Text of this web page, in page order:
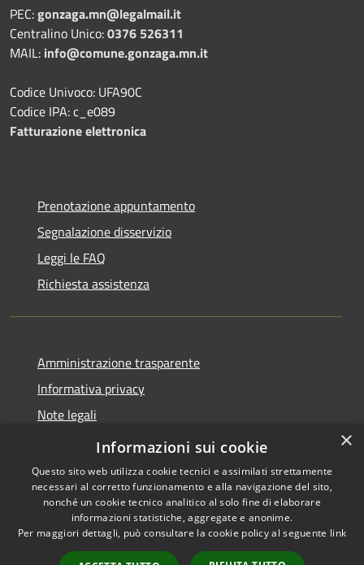
PEC:gonzaga.mn@legalmail.it
Centralino Unico:0376 526311
MAIL: info@comune.gonzaga.mn.it
Codice Univoco: UFA90C
Codice IPA: c_e089
Fatturazione elettronica
Prenotazione appuntamento
Segnalazione disservizio
Leggi le FAQ
Richiesta assistenza
Amministrazione trasparente
Informativa privacy
Note legali
Dichiarazione di accessibilità
Accessibilità
Copyright © 2026 • Città di
Gonzaga • Powered by
×
Informazioni sui cookie
Questo sito web utilizza cookie tecnici e assimilati strettamente
necessari al corretto funzionamento e alla navigazione del sito,
nonché un cookie tecnico analitico al solo fine di elaborare
informazioni statistiche, aggregate e anonime.
Per maggiori dettagli, può consultare la cookie policy al seguente link